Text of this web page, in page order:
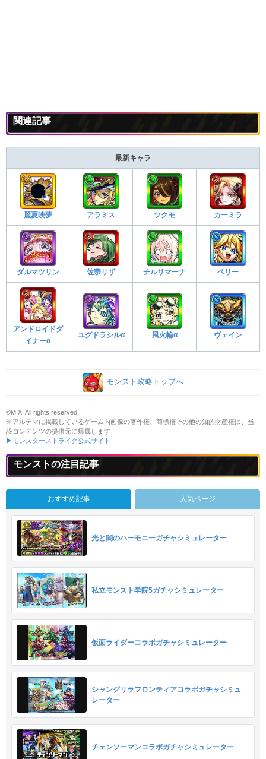
関連記事
最新キャラ
麗夏映夢 アラミス ツクモ カーミラ
ダルマツリン 佐宗リザ チルサマーナ ペリー
アンドロイドダ
イナーα
ユグドラシルα 風火輪α ヴェイン
モンスト攻略トップへ
©MIXI All rights reserved.
※アルテマに掲載しているゲーム内画像の著作権、商標権その他の知的財産権は、当
該コンテンツの提供元に帰属します
▶モンスターストライク公式サイト
モンストの注目記事
おすすめ記事 人気ページ
光と闇のハーモニーガチャシミュレーター
私立モンスト学院5ガチャシミュレーター
仮面ライダーコラボガチャシミュレーター
シャングリラフロンティアコラボガチャシミュ
レーター
チェンソーマンコラボガチャシミュレーター